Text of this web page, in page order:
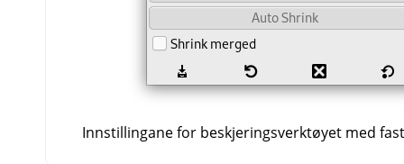
Innstillingane for beskjeringsverktøyet med